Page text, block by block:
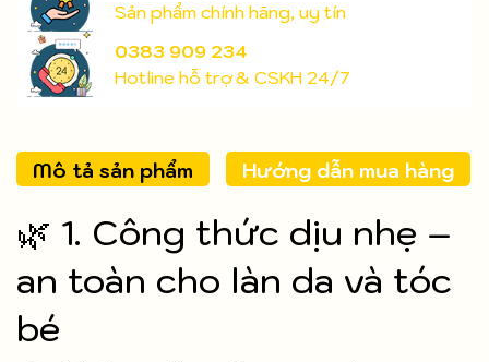
Sản phẩm chính hãng, uy tín
0383 909 234
Hotline hỗ trợ & CSKH 24/7
Mô tả sản phẩm Hướng dẫn mua hàng
🌿 1. Công thức dịu nhẹ –
an toàn cho làn da và tóc
bé